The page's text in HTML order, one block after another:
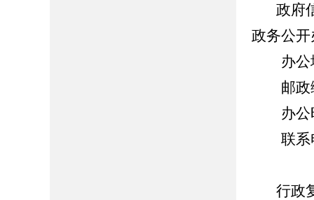
政府信
政务公开
办公地
邮政
办公时
联系电
行政复